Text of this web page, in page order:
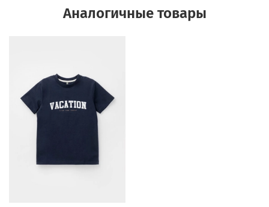
Аналогичные товары